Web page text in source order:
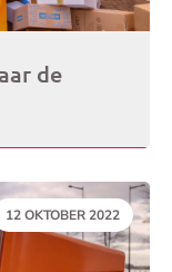
de
DATUM:
12 OKTOBER 2022